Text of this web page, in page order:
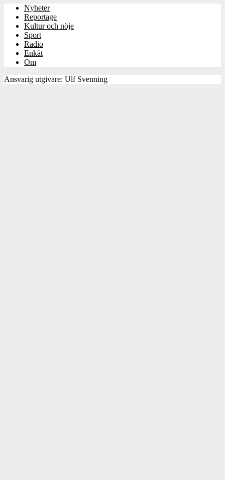
Nyheter
Reportage
Kultur och nöje
Sport
Radio
Enkät
Om
Ansvarig utgivare: Ulf Svenning